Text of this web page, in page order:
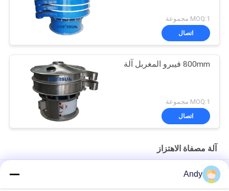
MOQ:1 مجموعة
اتصال
800mm فيبرو المغربل آلة
MOQ:1 مجموعة
اتصال
آلة مصفاة الاهتزاز
High-Frequency Screen for Fine Material Processing in Mining
and Building Materials
Andy